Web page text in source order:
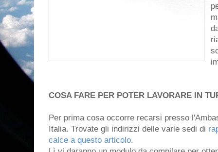
COSA FARE PER POTER LAVORARE IN
Per prima cosa occorre recarsi presso
Italia. Trovate gli indirizzi delle varie sedi di
calce a questo articolo.